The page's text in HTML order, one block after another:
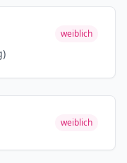
weiblich
weiblich